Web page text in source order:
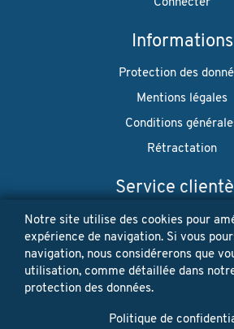
Connecter
Informations
Protection des
Mentions légales
Conditions
Rétractation
Service
Envoi
Newsletter
Restez à jour! Vos données
Notre site utilise des cookies pour
expérience de navigation. Si vous
navigation, nous considérerons que
utilisation, comme détaillée dans
protection des données.
Politique de